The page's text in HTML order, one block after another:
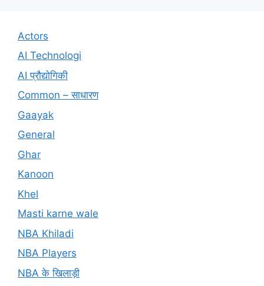
Actors
AI Technologi
AI प्रौद्योगिकी
Common – साधारण
Gaayak
General
Ghar
Kanoon
Khel
Masti karne wale
NBA Khiladi
NBA Players
NBA के खिलाड़ी